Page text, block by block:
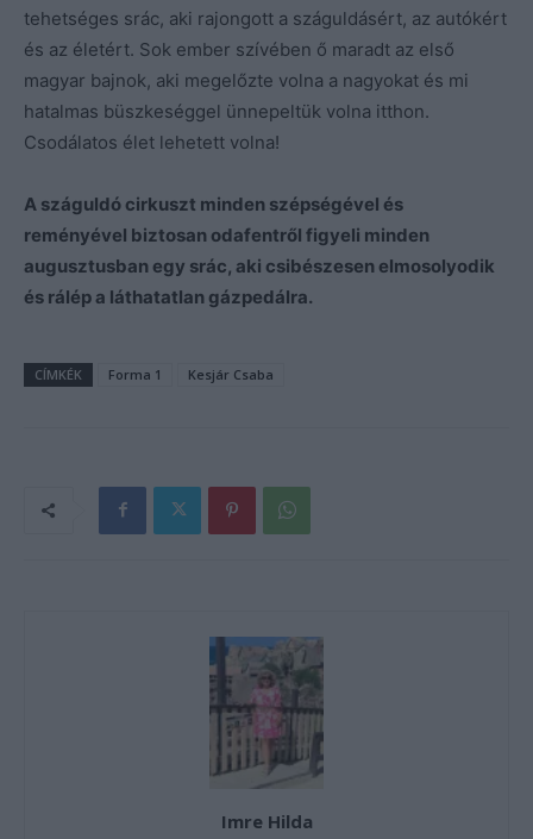
tehetséges srác, aki rajongott a száguldásért, az autókért
és az életért. Sok ember szívében ő maradt az első
magyar bajnok, aki megelőzte volna a nagyokat és mi
hatalmas büszkeséggel ünnepeltük volna itthon.
Csodálatos élet lehetett volna!
A száguldó cirkuszt minden szépségével és
reményével biztosan odafentről figyeli minden
augusztusban egy srác, aki csibészesen elmosolyodik
és rálép a láthatatlan gázpedálra.
CÍMKÉK Forma 1 Kesjár Csaba
Imre Hilda